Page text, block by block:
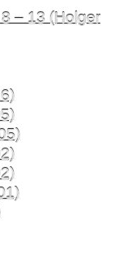
– 13 (Holger